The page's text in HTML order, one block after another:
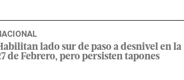
lado sur de paso a desnivel en la
de Febrero, pero persisten tapones